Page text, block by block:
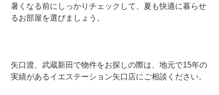
暑くなる前にしっかりチェックして、夏も快適に暮らせ
るお部屋を選びましょう。
矢口渡、武蔵新田で物件をお探しの際は、地元で15年の
実績があるイエステーション矢口店にご相談ください。